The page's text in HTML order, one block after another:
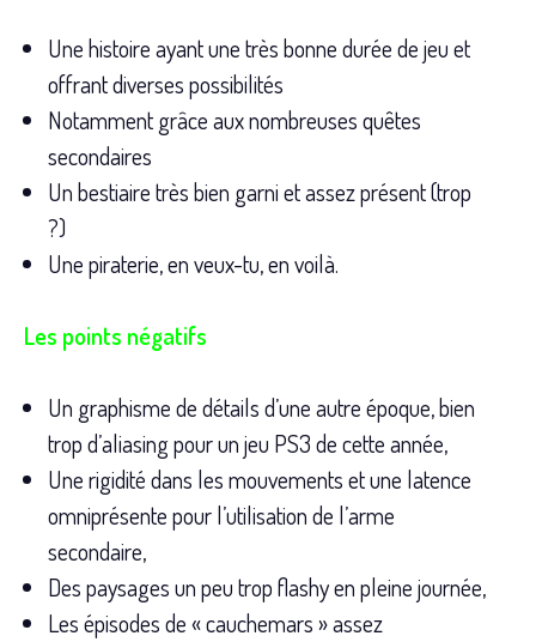
Une histoire ayant une très bonne durée de jeu et
offrant diverses possibilités
Notamment grâce aux nombreuses quêtes
secondaires
Un bestiaire très bien garni et assez présent (trop
?)
Une piraterie, en veux-tu, en voilà.
Les points négatifs
Un graphisme de détails d’une autre époque, bien
trop d’aliasing pour un jeu PS3 de cette année,
Une rigidité dans les mouvements et une latence
omniprésente pour l’utilisation de l’arme
secondaire,
Des paysages un peu trop flashy en pleine journée,
Les épisodes de « cauchemars » assez